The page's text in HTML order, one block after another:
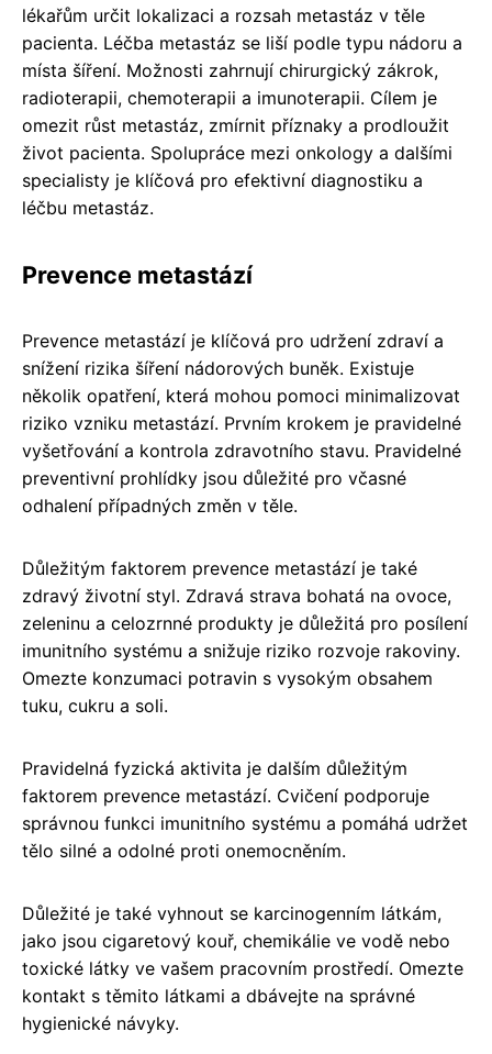
lékařům určit lokalizaci a rozsah metastáz v těle
pacienta. Léčba metastáz se liší podle typu nádoru a
místa šíření. Možnosti zahrnují chirurgický zákrok,
radioterapii, chemoterapii a imunoterapii. Cílem je
omezit růst metastáz, zmírnit příznaky a prodloužit
život pacienta. Spolupráce mezi onkology a dalšími
specialisty je klíčová pro efektivní diagnostiku a
léčbu metastáz.
Prevence metastází
Prevence metastází je klíčová pro udržení zdraví a
snížení rizika šíření nádorových buněk. Existuje
několik opatření, která mohou pomoci minimalizovat
riziko vzniku metastází. Prvním krokem je pravidelné
vyšetřování a kontrola zdravotního stavu. Pravidelné
preventivní prohlídky jsou důležité pro včasné
odhalení případných změn v těle.
Důležitým faktorem prevence metastází je také
zdravý životní styl. Zdravá strava bohatá na ovoce,
zeleninu a celozrnné produkty je důležitá pro posílení
imunitního systému a snižuje riziko rozvoje rakoviny.
Omezte konzumaci potravin s vysokým obsahem
tuku, cukru a soli.
Pravidelná fyzická aktivita je dalším důležitým
faktorem prevence metastází. Cvičení podporuje
správnou funkci imunitního systému a pomáhá udržet
tělo silné a odolné proti onemocněním.
Důležité je také vyhnout se karcinogenním látkám,
jako jsou cigaretový kouř, chemikálie ve vodě nebo
toxické látky ve vašem pracovním prostředí. Omezte
kontakt s těmito látkami a dbávejte na správné
hygienické návyky.